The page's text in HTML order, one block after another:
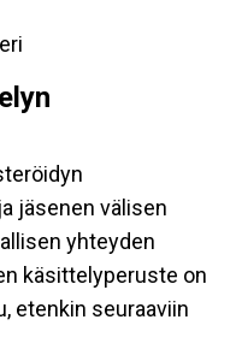
jäsenen välisen
yhteyden
käsittelyperuste on
etenkin seuraaviin